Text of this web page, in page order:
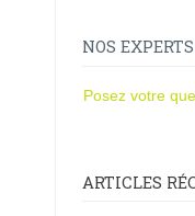
NOS EXPERTS
Posez votre
ARTICLES